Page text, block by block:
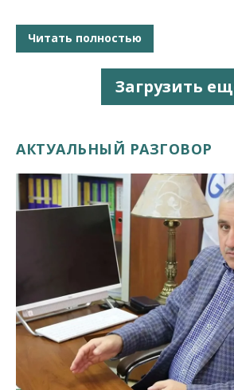
Читать полностью
Загрузить
АКТУАЛЬНЫЙ РАЗГОВОР